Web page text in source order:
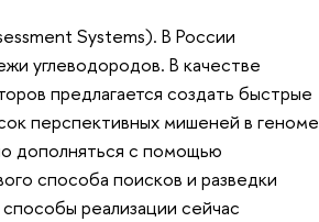
Systems). В России
углеводородов. В качестве
предлагается создать быстрые
перспективных мишеней в геноме
дополняться с помощью
способа поисков и разведки
реализации сейчас